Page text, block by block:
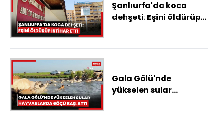
Şanlıurfa'da koca
dehşeti: Eşini öldürüp
Gala Gölü'nde
yükselen sular